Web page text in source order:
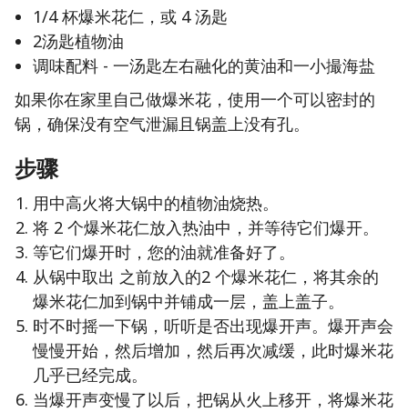
1/4 杯爆米花仁，或 4 汤匙
2汤匙植物油
调味配料 - 一汤匙左右融化的黄油和一小撮海盐
如果你在家里自己做爆米花，使用一个可以密封的
锅，确保没有空气泄漏且锅盖上没有孔。
步骤
用中高火将大锅中的植物油烧热。
将 2 个爆米花仁放入热油中，并等待它们爆开。
等它们爆开时，您的油就准备好了。
从锅中取出 之前放入的2 个爆米花仁，将其余的
爆米花仁加到锅中并铺成一层，盖上盖子。
时不时摇一下锅，听听是否出现爆开声。爆开声会
慢慢开始，然后增加，然后再次减缓，此时爆米花
几乎已经完成。
当爆开声变慢了以后，把锅从火上移开，将爆米花